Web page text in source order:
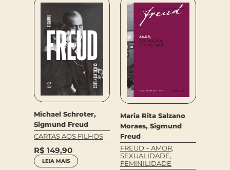
Michael Schroter,
Sigmund Freud
CARTAS AOS FILHOS
R$ 149,90
LEIA MAIS
Maria Rita Salzano
Moraes, Sigmund
Freud
FREUD – AMOR,
SEXUALIDADE,
FEMINILIDADE